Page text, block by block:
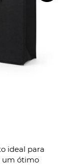
ideal para
um ótimo